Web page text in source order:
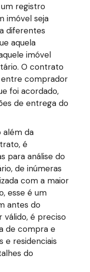
registro
imóvel seja
diferentes
aquela
imóvel
O contrato
comprador
foi acordado,
de entrega do
além da
é
para análise do
de inúmeras
com a maior
esse é um
antes do
válido, é preciso
de compra e
e residenciais
do